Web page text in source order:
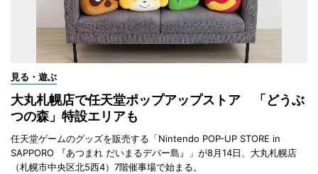
見る・遊ぶ
大丸札幌店で任天堂ポップアップストア 「どうぶ
つの森」特設エリアも
任天堂ゲームのグッズを販売する「Nintendo POP-UP STORE in
SAPPORO 『あつまれ だいまるデパー島』」が8月14日、大丸札幌店
（札幌市中央区北5西4）7階催事場で始まる。